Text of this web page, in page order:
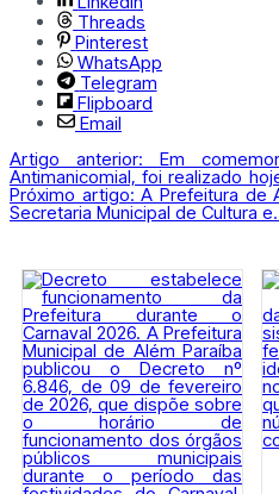
Threads
Pinterest
WhatsApp
Telegram
Flipboard
Email
Artigo anterior: Em
Antimanicomial, foi realizado
Próximo artigo: A Prefeitura de
Secretaria Municipal de Cultura